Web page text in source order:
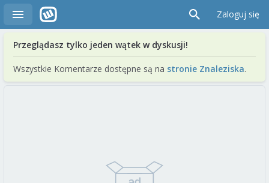
Zaloguj się
Przeglądasz tylko jeden wątek w dyskusji!
Wszystkie Komentarze dostępne są na stronie Znaleziska.